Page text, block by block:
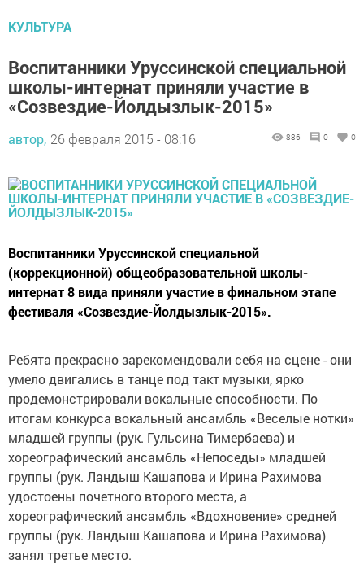
КУЛЬТУРА
Воспитанники Уруссинской специальной
школы-интернат приняли участие в
«Созвездие-Йолдызлык-2015»
автор, 26 февраля 2015 - 08:16 886 0 0
Воспитанники Уруссинской специальной
(коррекционной) общеобразовательной школы-
интернат 8 вида приняли участие в финальном этапе
фестиваля «Созвездие-Йолдызлык-2015».
Ребята прекрасно зарекомендовали себя на сцене - они
умело двигались в танце под такт музыки, ярко
продемонстрировали вокальные способности. По
итогам конкурса вокальный ансамбль «Веселые нотки»
младшей группы (рук. Гульсина Тимербаева) и
хореографический ансамбль «Непоседы» младшей
группы (рук. Ландыш Кашапова и Ирина Рахимова
удостоены почетного второго места, а
хореографический ансамбль «Вдохновение» средней
группы (рук. Ландыш Кашапова и Ирина Рахимова)
занял третье место.